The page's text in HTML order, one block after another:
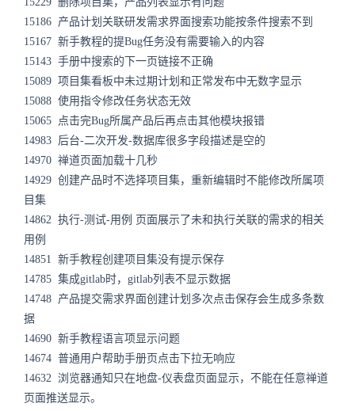
15186 产品计划关联研发需求界面搜索功能按条件搜索不到
15167 新手教程的提Bug任务没有需要输入的内容
15143 手册中搜索的下一页链接不正确
15089 项目集看板中未过期计划和正常发布中无数字显示
15088 使用指令修改任务状态无效
15065 点击完Bug所属产品后再点击其他模块报错
14983 后台-二次开发-数据库很多字段描述是空的
14970 禅道页面加载十几秒
14929 创建产品时不选择项目集，重新编辑时不能修改所属项
目集
14862 执行-测试-用例 页面展示了未和执行关联的需求的相关
用例
14851 新手教程创建项目集没有提示保存
14785 集成gitlab时，gitlab列表不显示数据
14748 产品提交需求界面创建计划多次点击保存会生成多条数
据
14690 新手教程语言项显示问题
14674 普通用户帮助手册页点击下拉无响应
14632 浏览器通知只在地盘-仪表盘页面显示，不能在任意禅道
页面推送显示。